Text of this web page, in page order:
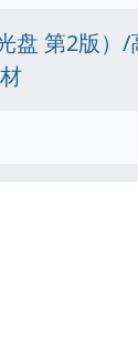
盘 第2版）/